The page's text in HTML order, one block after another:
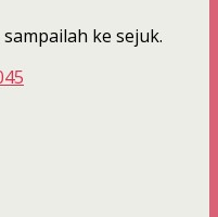
ke sejuk.